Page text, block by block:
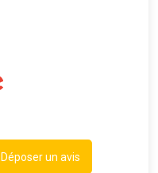
Déposer un avis